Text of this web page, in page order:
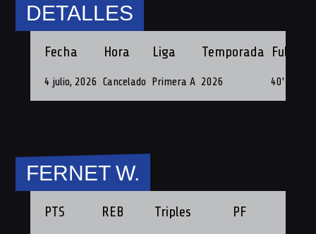
DETALLES
Fecha Hora Liga Temporada Full
4 julio, 2026 Cancelado Primera A 2026 40'
FERNET W.
PTS REB Triples PF